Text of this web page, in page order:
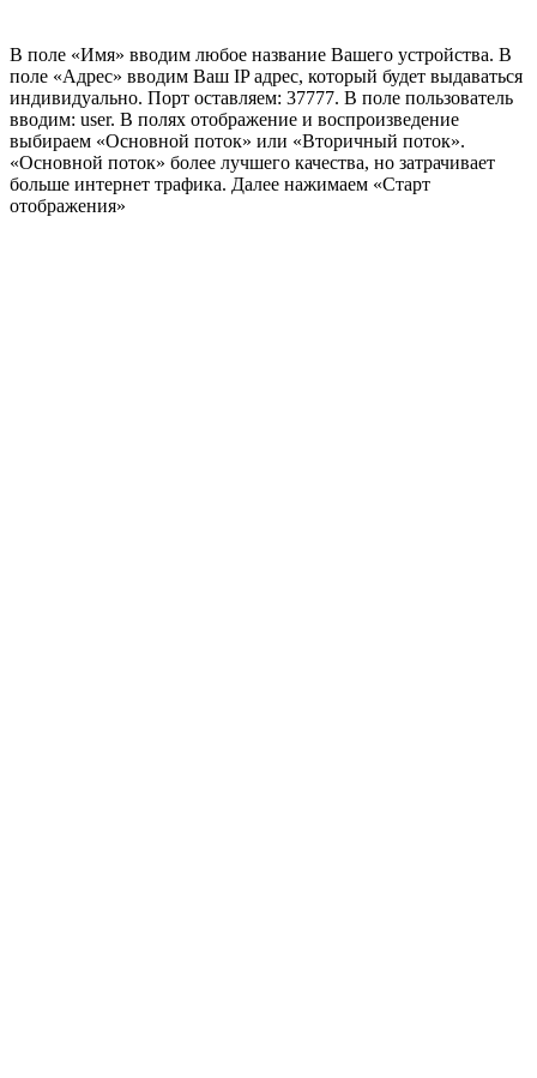
В поле «Имя» вводим любое название Вашего устройства. В
поле «Адрес» вводим Ваш IP адрес, который будет выдаваться
индивидуально. Порт оставляем: 37777. В поле пользователь
вводим: user. В полях отображение и воспроизведение
выбираем «Основной поток» или «Вторичный поток».
«Основной поток» более лучшего качества, но затрачивает
больше интернет трафика. Далее нажимаем «Старт
отображения»